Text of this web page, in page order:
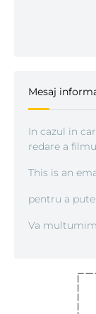
Mesaj
In cazul in
redare a
This is an
pentru a
Va